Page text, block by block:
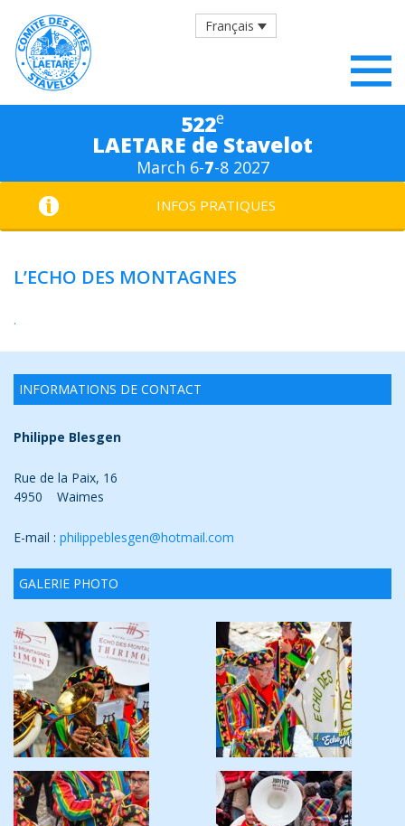
Français
522e
LAETARE de Stavelot
March 6-7-8 2027
INFOS PRATIQUES
L’ECHO DES MONTAGNES
.
INFORMATIONS DE CONTACT
Philippe Blesgen
Rue de la Paix, 16
4950 Waimes
E-mail : philippeblesgen@hotmail.com
GALERIE PHOTO